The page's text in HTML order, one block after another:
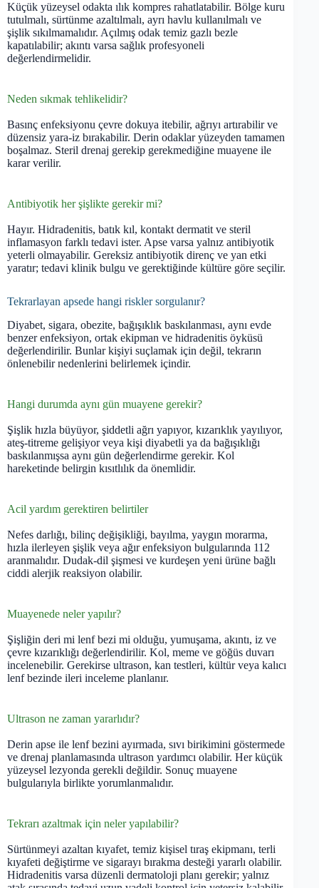
Küçük yüzeysel odakta ılık kompres rahatlatabilir. Bölge kuru
tutulmalı, sürtünme azaltılmalı, ayrı havlu kullanılmalı ve
şişlik sıkılmamalıdır. Açılmış odak temiz gazlı bezle
kapatılabilir; akıntı varsa sağlık profesyoneli
değerlendirmelidir.
Neden sıkmak tehlikelidir?
Basınç enfeksiyonu çevre dokuya itebilir, ağrıyı artırabilir ve
düzensiz yara-iz bırakabilir. Derin odaklar yüzeyden tamamen
boşalmaz. Steril drenaj gerekip gerekmediğine muayene ile
karar verilir.
Antibiyotik her şişlikte gerekir mi?
Hayır. Hidradenitis, batık kıl, kontakt dermatit ve steril
inflamasyon farklı tedavi ister. Apse varsa yalnız antibiyotik
yeterli olmayabilir. Gereksiz antibiyotik direnç ve yan etki
yaratır; tedavi klinik bulgu ve gerektiğinde kültüre göre seçilir.
Tekrarlayan apsede hangi riskler sorgulanır?
Diyabet, sigara, obezite, bağışıklık baskılanması, aynı evde
benzer enfeksiyon, ortak ekipman ve hidradenitis öyküsü
değerlendirilir. Bunlar kişiyi suçlamak için değil, tekrarın
önlenebilir nedenlerini belirlemek içindir.
Hangi durumda aynı gün muayene gerekir?
Şişlik hızla büyüyor, şiddetli ağrı yapıyor, kızarıklık yayılıyor,
ateş-titreme gelişiyor veya kişi diyabetli ya da bağışıklığı
baskılanmışsa aynı gün değerlendirme gerekir. Kol
hareketinde belirgin kısıtlılık da önemlidir.
Acil yardım gerektiren belirtiler
Nefes darlığı, bilinç değişikliği, bayılma, yaygın morarma,
hızla ilerleyen şişlik veya ağır enfeksiyon bulgularında 112
aranmalıdır. Dudak-dil şişmesi ve kurdeşen yeni ürüne bağlı
ciddi alerjik reaksiyon olabilir.
Muayenede neler yapılır?
Şişliğin deri mi lenf bezi mi olduğu, yumuşama, akıntı, iz ve
çevre kızarıklığı değerlendirilir. Kol, meme ve göğüs duvarı
incelenebilir. Gerekirse ultrason, kan testleri, kültür veya kalıcı
lenf bezinde ileri inceleme planlanır.
Ultrason ne zaman yararlıdır?
Derin apse ile lenf bezini ayırmada, sıvı birikimini göstermede
ve drenaj planlamasında ultrason yardımcı olabilir. Her küçük
yüzeysel lezyonda gerekli değildir. Sonuç muayene
bulgularıyla birlikte yorumlanmalıdır.
Tekrarı azaltmak için neler yapılabilir?
Sürtünmeyi azaltan kıyafet, temiz kişisel tıraş ekipmanı, terli
kıyafeti değiştirme ve sigarayı bırakma desteği yararlı olabilir.
Hidradenitis varsa düzenli dermatoloji planı gerekir; yalnız